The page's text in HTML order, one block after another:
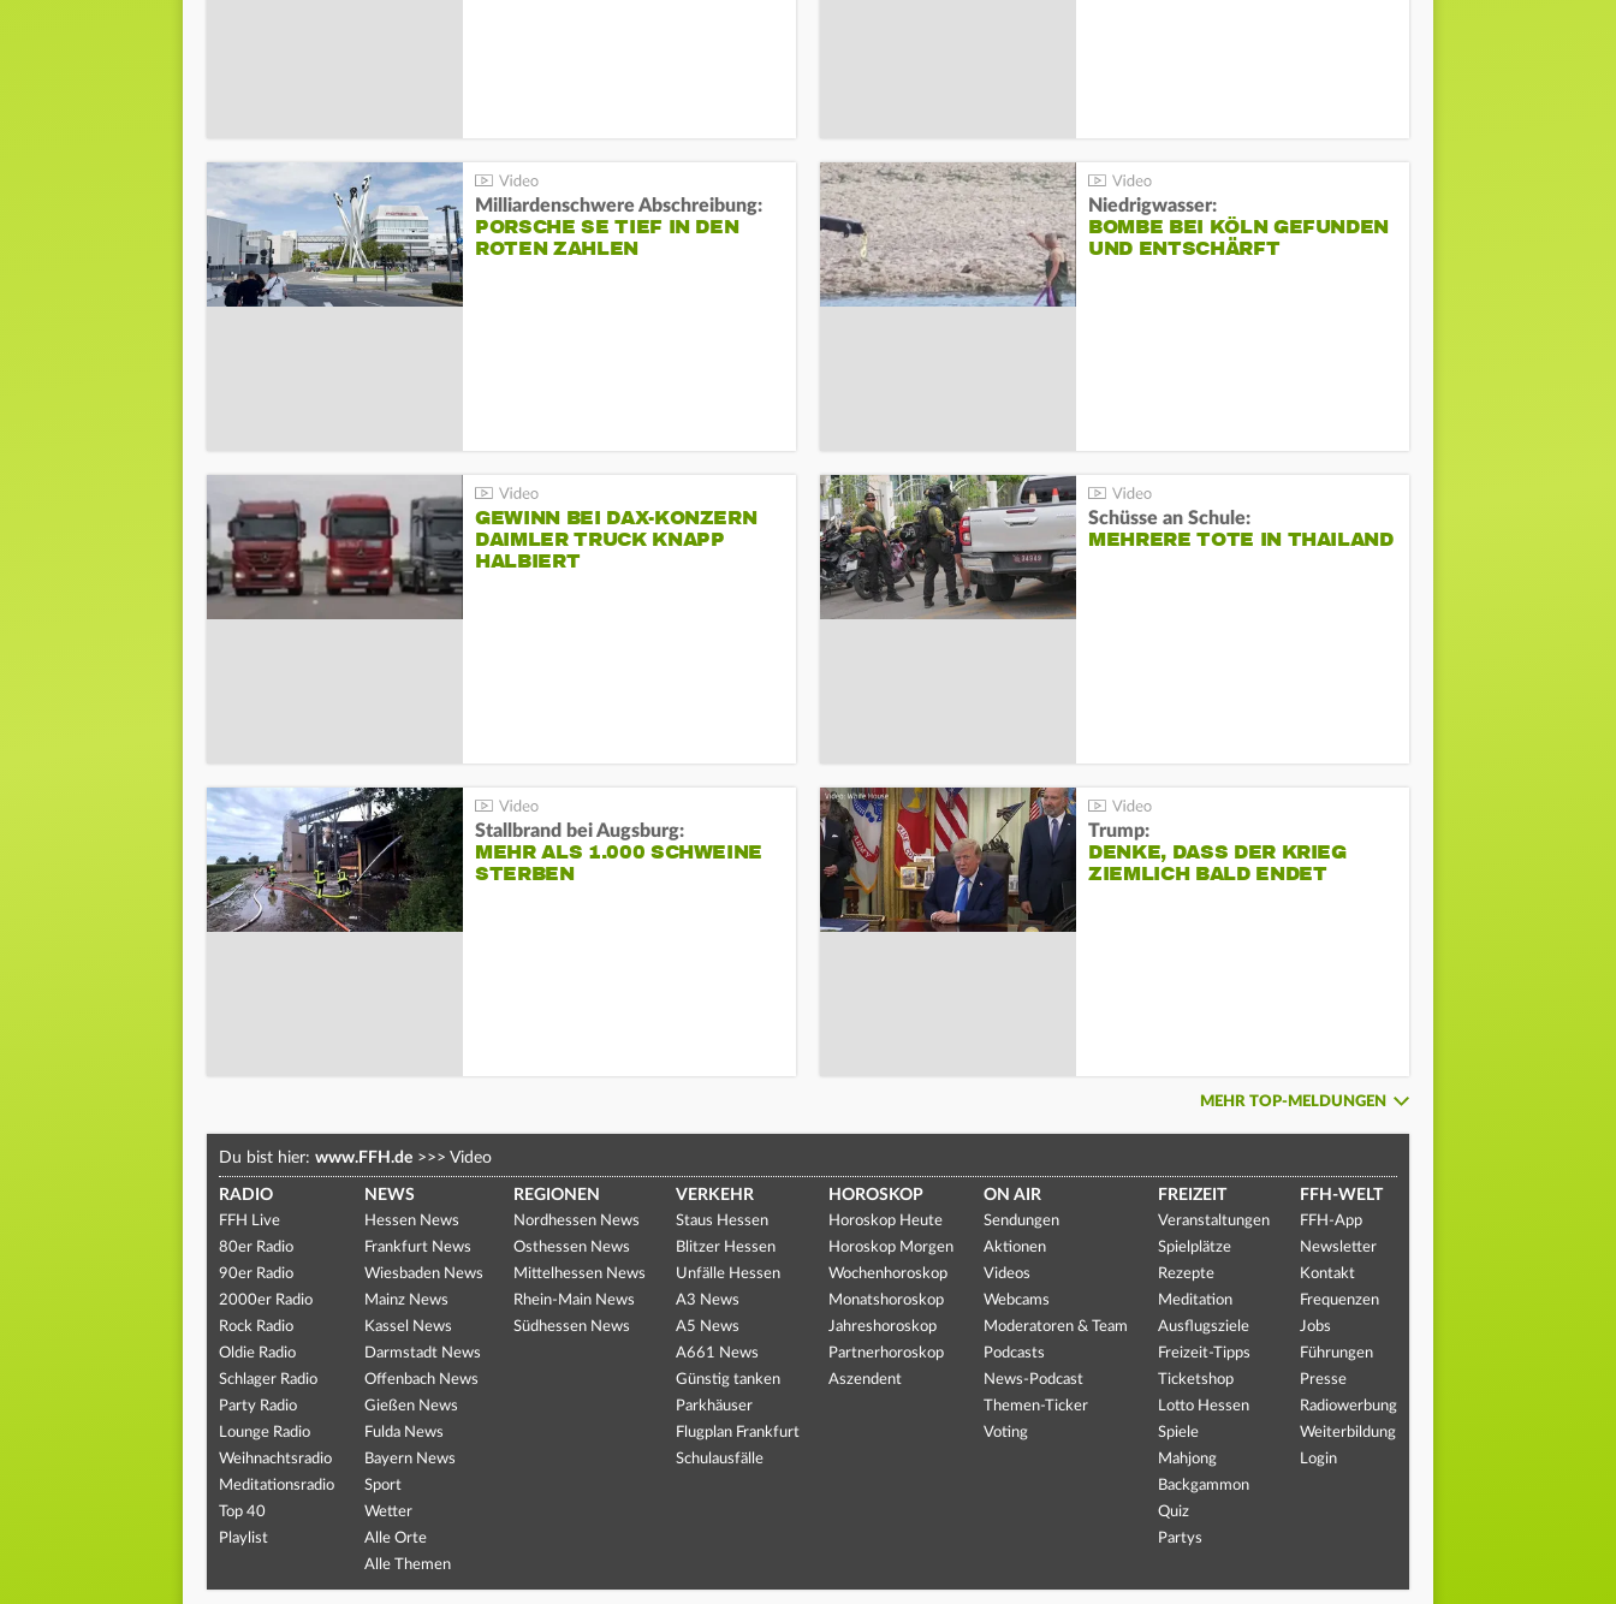
Milliardenschwere Abschreibung:
PORSCHE SE TIEF IN DEN
ROTEN ZAHLEN
Niedrigwasser:
BOMBE BEI KÖLN GEFUNDEN
UND ENTSCHÄRFT
GEWINN BEI DAX-KONZERN
DAIMLER TRUCK KNAPP
HALBIERT
Schüsse an Schule:
MEHRERE TOTE IN THAILAND
Stallbrand bei Augsburg:
MEHR ALS 1.000 SCHWEINE
STERBEN
Trump:
DENKE, DASS DER KRIEG
ZIEMLICH BALD ENDET
MEHR TOP-MELDUNGEN
Du bist hier: www.FFH.de >>> Video
RADIO
FFH Live
80er Radio
90er Radio
2000er Radio
Rock Radio
Oldie Radio
Schlager Radio
Party Radio
Lounge Radio
Weihnachtsradio
Meditationsradio
Top 40
Playlist
NEWS
Hessen News
Frankfurt News
Wiesbaden News
Mainz News
Kassel News
Darmstadt News
Offenbach News
Gießen News
Fulda News
Bayern News
Sport
Wetter
Alle Orte
Alle Themen
REGIONEN
Nordhessen News
Osthessen News
Mittelhessen News
Rhein-Main News
Südhessen News
VERKEHR
Staus Hessen
Blitzer Hessen
Unfälle Hessen
A3 News
A5 News
A661 News
Günstig tanken
Parkhäuser
Flugplan Frankfurt
Schulausfälle
HOROSKOP
Horoskop Heute
Horoskop Morgen
Wochenhoroskop
Monatshoroskop
Jahreshoroskop
Partnerhoroskop
Aszendent
ON AIR
Sendungen
Aktionen
Videos
Webcams
Moderatoren & Team
Podcasts
News-Podcast
Themen-Ticker
Voting
FREIZEIT
Veranstaltungen
Spielplätze
Rezepte
Meditation
Ausflugsziele
Freizeit-Tipps
Ticketshop
Lotto Hessen
Spiele
Mahjong
Backgammon
Quiz
Partys
FFH-WELT
FFH-App
Newsletter
Kontakt
Frequenzen
Jobs
Führungen
Presse
Radiowerbung
Weiterbildung
Login